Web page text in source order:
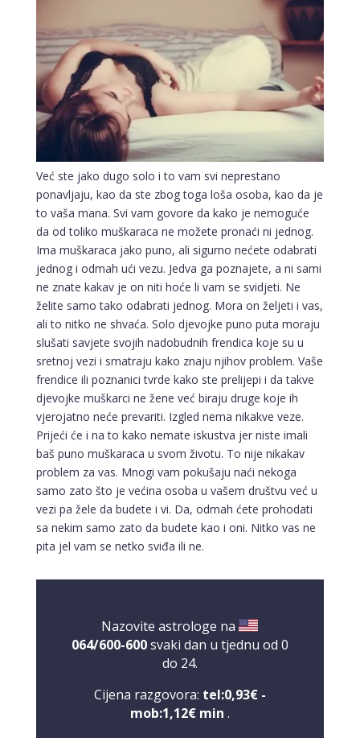
Već ste jako dugo solo i to vam svi neprestano
ponavljaju, kao da ste zbog toga loša osoba, kao da je
to vaša mana. Svi vam govore da kako je nemoguće
da od toliko muškaraca ne možete pronaći ni jednog.
Ima muškaraca jako puno, ali sigurno nećete odabrati
jednog i odmah ući vezu. Jedva ga poznajete, a ni sami
ne znate kakav je on niti hoće li vam se svidjeti. Ne
želite samo tako odabrati jednog. Mora on željeti i vas,
ali to nitko ne shvaća. Solo djevojke puno puta moraju
slušati savjete svojih nadobudnih frendica koje su u
sretnoj vezi i smatraju kako znaju njihov problem. Vaše
frendice ili poznanici tvrde kako ste prelijepi i da takve
djevojke muškarci ne žene već biraju druge koje ih
vjerojatno neće prevariti. Izgled nema nikakve veze.
Prijeći će i na to kako nemate iskustva jer niste imali
baš puno muškaraca u svom životu. To nije nikakav
problem za vas. Mnogi vam pokušaju naći nekoga
samo zato što je većina osoba u vašem društvu već u
vezi pa žele da budete i vi. Da, odmah ćete prohodati
sa nekim samo zato da budete kao i oni. Nitko vas ne
pita jel vam se netko sviđa ili ne.
Nazovite astrologe na
064/600-600svaki dan u tjednu od 0
do 24.
Cijena razgovora: tel:0,93€ -
mob:1,12€ min .